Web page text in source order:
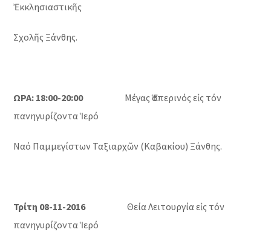
Ἐκκλησιαστικῆς
Σχολῆς Ξάνθης.
ΩΡΑ: 18:00-20:00Μέγας Ἑσπερινός εἰς τόν
πανηγυρίζοντα Ἱερό
Ναό Παμμεγίστων Ταξιαρχῶν (Καβακίου) Ξάνθης.
Τρίτη 08-11-2016Θεία Λειτουργία εἰς τόν
πανηγυρίζοντα Ἱερό